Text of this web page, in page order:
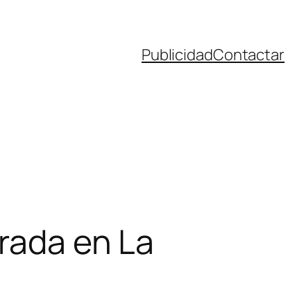
PublicidadContactar
en La